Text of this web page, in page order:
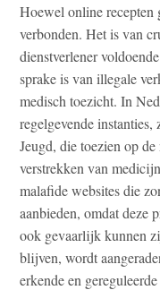
Hoewel online recepten
verbonden. Het is van
dienstverlener
sprake is van illegale
medisch toezicht. In
regelgevende
Jeugd, die toezien op
verstrekken van
malafide websites die
aanbieden, omdat deze
ook gevaarlijk kunnen
blijven, wordt
erkende en